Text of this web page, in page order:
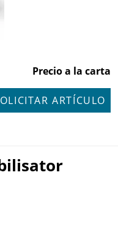
Precio a la carta
ARTÍCULO